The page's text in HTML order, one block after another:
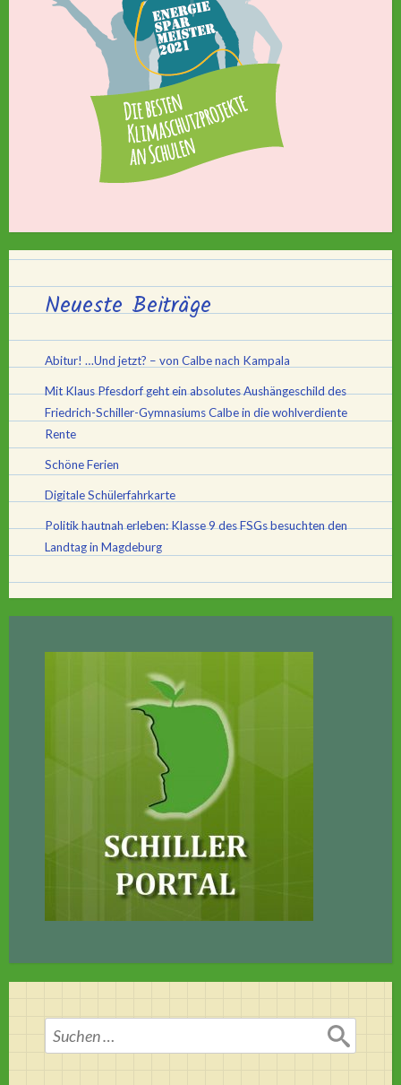
Neueste Beiträge
Abitur! …Und jetzt? – von Calbe nach Kampala
Mit Klaus Pfesdorf geht ein absolutes Aushängeschild des
Friedrich-Schiller-Gymnasiums Calbe in die wohlverdiente
Rente
Schöne Ferien
Digitale Schülerfahrkarte
Politik hautnah erleben: Klasse 9 des FSGs besuchten den
Landtag in Magdeburg
Suchen
nach: